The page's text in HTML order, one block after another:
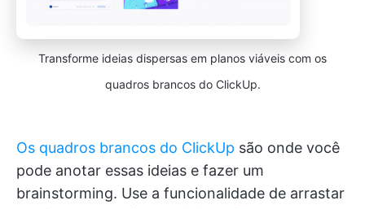
Transforme ideias dispersas em planos viáveis com os
quadros brancos do ClickUp.
Os quadros brancos do ClickUp são onde você
pode anotar essas ideias e fazer um
brainstorming. Use a funcionalidade de arrastar